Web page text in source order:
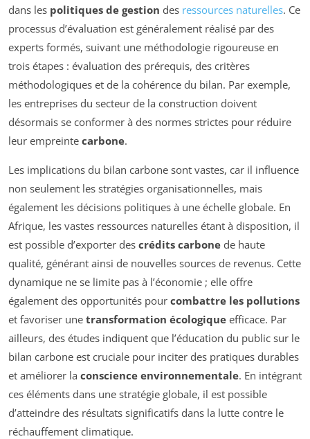
dans les politiques de gestion des ressources naturelles. Ce
processus d’évaluation est généralement réalisé par des
experts formés, suivant une méthodologie rigoureuse en
trois étapes : évaluation des prérequis, des critères
méthodologiques et de la cohérence du bilan. Par exemple,
les entreprises du secteur de la construction doivent
désormais se conformer à des normes strictes pour réduire
leur empreinte carbone.
Les implications du bilan carbone sont vastes, car il influence
non seulement les stratégies organisationnelles, mais
également les décisions politiques à une échelle globale. En
Afrique, les vastes ressources naturelles étant à disposition, il
est possible d’exporter des crédits carbone de haute
qualité, générant ainsi de nouvelles sources de revenus. Cette
dynamique ne se limite pas à l’économie ; elle offre
également des opportunités pour combattre les pollutions
et favoriser une transformation écologique efficace. Par
ailleurs, des études indiquent que l’éducation du public sur le
bilan carbone est cruciale pour inciter des pratiques durables
et améliorer la conscience environnementale. En intégrant
ces éléments dans une stratégie globale, il est possible
d’atteindre des résultats significatifs dans la lutte contre le
réchauffement climatique.